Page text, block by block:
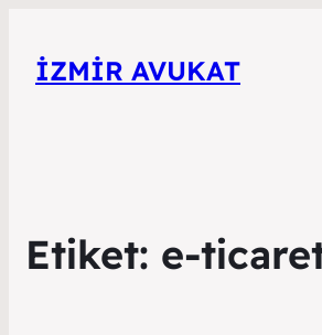
İZMIR AVUKAT
Etiket: e-